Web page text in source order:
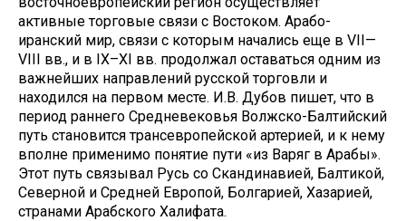
активные торговые связи с Востоком. Арабо-
иранский мир, связи с которым начались еще в VII—
VIII вв., и в IX–XI вв. продолжал оставаться одним из
важнейших направлений русской торговли и
находился на первом месте. И.В. Дубов пишет, что в
период раннего Средневековья Волжско-Балтийский
путь становится трансевропейской артерией, и к нему
вполне применимо понятие пути «из Варяг в Арабы».
Этот путь связывал Русь со Скандинавией, Балтикой,
Северной и Средней Европой, Болгарией, Хазарией,
странами Арабского Халифата.